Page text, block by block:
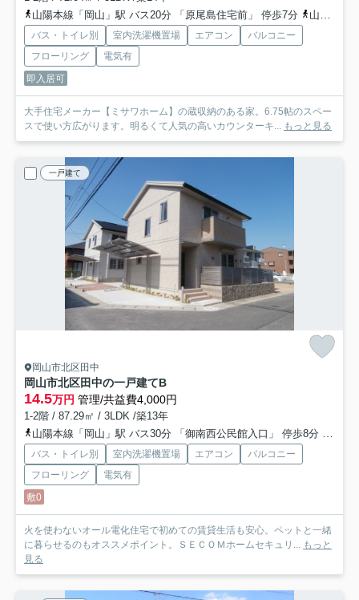
山陽本線「岡山」駅 バス20分 「原尾島住宅前」 停歩7分
山陽本線「高島」駅 徒歩26分
バス・トイレ別 室内洗濯機置場 エアコン
バルコニー
フローリング
電気有
即入居可
大手住宅メーカー【ミサワホーム】の蔵収納のある家。6.75帖のスペー
スで使い方広がります。明るくて人気の高いカウンターキ... もっと見る
一戸建て
岡山市北区田中
岡山市北区田中の一戸建てB
14.5万円 管理/共益費4,000円
1-2階 / 87.29㎡ / 3LDK /築13年
山陽本線「岡山」駅 バス30分 「御南西公民館入口」 停歩8分
バス・トイレ別 室内洗濯機置場 エアコン
バルコニー
フローリング
電気有
敷0
火を使わないオール電化住宅で初めての賃貸生活も安心。ペットと一緒
に暮らせるのもオススメポイント。ＳＥＣＯＭホームセキュリ...
もっと
見る